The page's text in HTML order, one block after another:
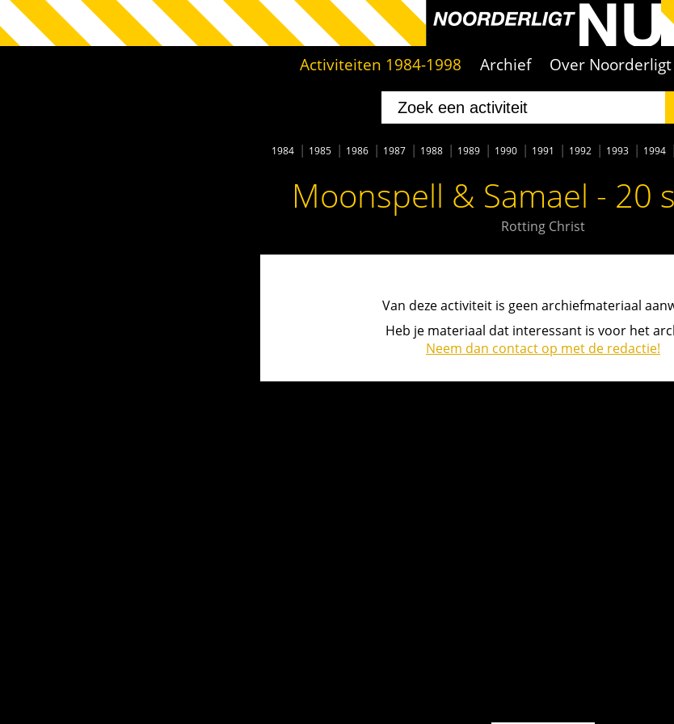
Activiteiten 1984-1998 Archief Over Noorderligt
1984 1985 1986 1987 1988 1989 1990 1991 1992 1993 1994
Moonspell & Samael - 20
Rotting Christ
Van deze activiteit is geen archiefmateriaal
Heb je materiaal dat interessant is voor het
Neem dan contact op met de redactie!